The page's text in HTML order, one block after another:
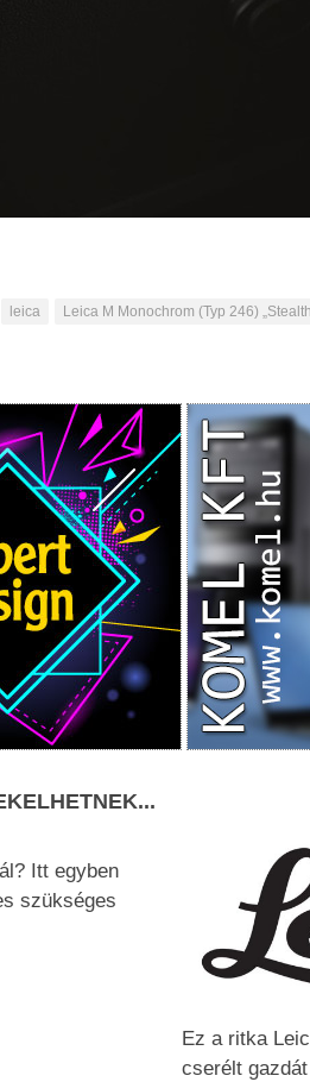
leica Leica M Monochrom (Typ 246)
Itt egyben
szükséges
Ez a ritka
cserélt gazdát